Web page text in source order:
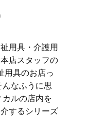
用具・介護用
店スタッフの
具のお店っ
なふうに思
ルの店内を
するシリーズ